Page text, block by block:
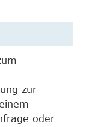
zur
oder